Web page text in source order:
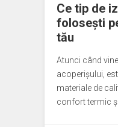
Ce tip de
folosești
tău
Atunci când
acoperișului,
materiale de
confort termic